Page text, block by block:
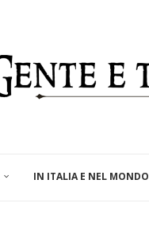
IN ITALIA E NEL MONDO